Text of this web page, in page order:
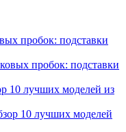
пробок: подставки
10 лучших моделей из